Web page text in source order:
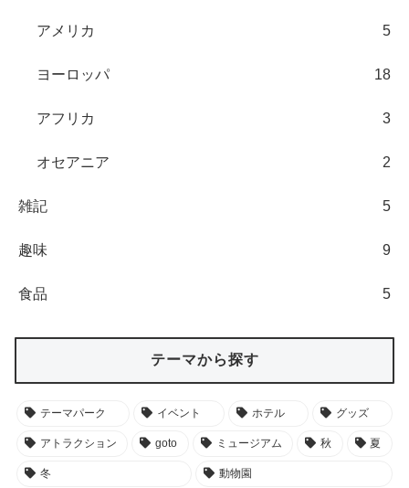
アメリカ 5
ヨーロッパ 18
アフリカ 3
オセアニア 2
雑記 5
趣味 9
食品 5
テーマから探す
テーマパーク イベント ホテル グッズ
アトラクション goto ミュージアム 秋 夏
冬 動物園